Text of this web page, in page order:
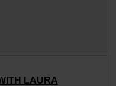
LAURA